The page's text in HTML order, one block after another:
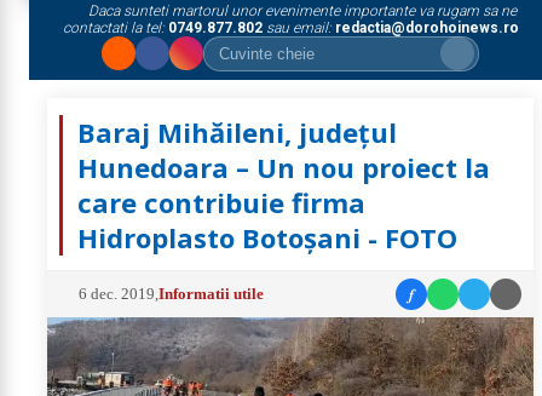
Daca sunteti martorul unor evenimente importante va rugam sa ne
contactati la tel: 0749.877.802sau email: redactia@dorohoinews.ro
Baraj Mihăileni, județul
Hunedoara – Un nou proiect la
care contribuie firma
Hidroplasto Botoșani - FOTO
6 dec. 2019 ,Informatii utile f